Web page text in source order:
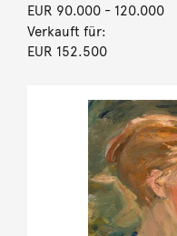
EUR 90.000- 120.000
Verkauft für:
EUR 152.500